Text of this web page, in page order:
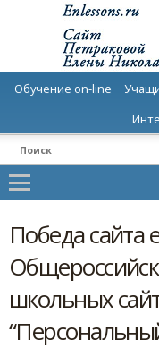
Обучение on-line
Победа сайта
школьных